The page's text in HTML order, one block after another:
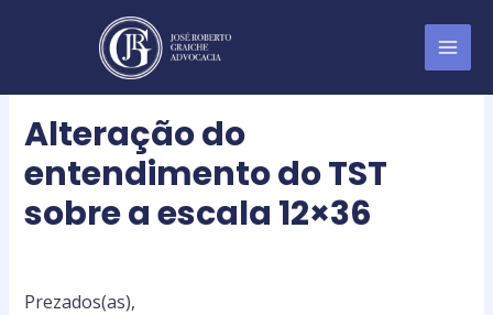
Alteração do
entendimento do TST
sobre a escala 12×36
Prezados(as),